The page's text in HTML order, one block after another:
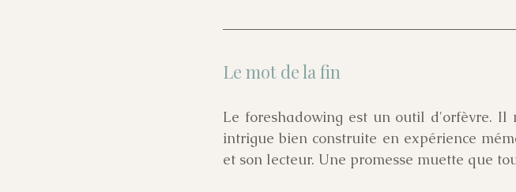
Le mot de la fin
Le foreshadowing est un outil d'orfèvre.
intrigue bien construite en expérience
et son lecteur. Une promesse muette que